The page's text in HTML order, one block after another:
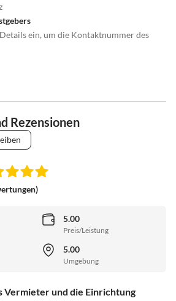
ein, um die Kontaktnummer des
Rezensionen
5.00
Preis/Leistung
5.00
Umgebung
Vermieter und die Einrichtung